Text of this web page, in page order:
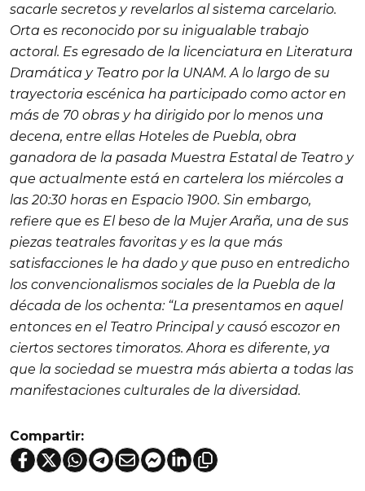
sacarle secretos y revelarlos al sistema carcelario.
Orta es reconocido por su inigualable trabajo
actoral. Es egresado de la licenciatura en Literatura
Dramática y Teatro por la UNAM. A lo largo de su
trayectoria escénica ha participado como actor en
más de 70 obras y ha dirigido por lo menos una
decena, entre ellas Hoteles de Puebla, obra
ganadora de la pasada Muestra Estatal de Teatro y
que actualmente está en cartelera los miércoles a
las 20:30 horas en Espacio 1900. Sin embargo,
refiere que es El beso de la Mujer Araña, una de sus
piezas teatrales favoritas y es la que más
satisfacciones le ha dado y que puso en entredicho
los convencionalismos sociales de la Puebla de la
década de los ochenta: “La presentamos en aquel
entonces en el Teatro Principal y causó escozor en
ciertos sectores timoratos. Ahora es diferente, ya
que la sociedad se muestra más abierta a todas las
manifestaciones culturales de la diversidad.
Compartir: